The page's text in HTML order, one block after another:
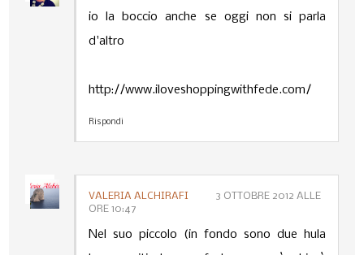
io la boccio anche se oggi non si parla
d'altro
http://www.iloveshoppingwithfede.com/
Rispondi
VALERIA ALCHIRAFI
3 OTTOBRE 2012 ALLE
ORE 10:47
Nel suo piccolo (in fondo sono due hula